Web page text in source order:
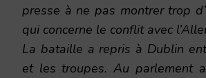
presse à ne pas montrer trop
qui concerne le conflit avec
La bataille a repris à Dublin
et les troupes. Au parlement